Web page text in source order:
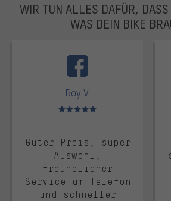
WIR TUN ALLES DAFÜR,
WAS DEIN BIKE
Roy V.
Bewertungen: 5 von 5
Guter Preis, super
Auswahl,
freundlicher
Service am Telefon
und schneller